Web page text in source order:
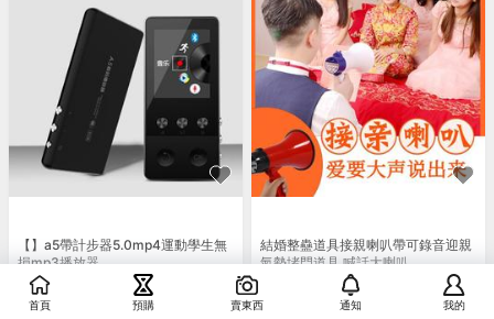
【】a5帶計步器5.0mp4運動學生無
損mp3播放器
995
結婚整蠱道具接親喇叭帶可錄音迎親
氣勢堵門道具 喊話大喇叭
552
首頁 預購 賣東西 通知 我的